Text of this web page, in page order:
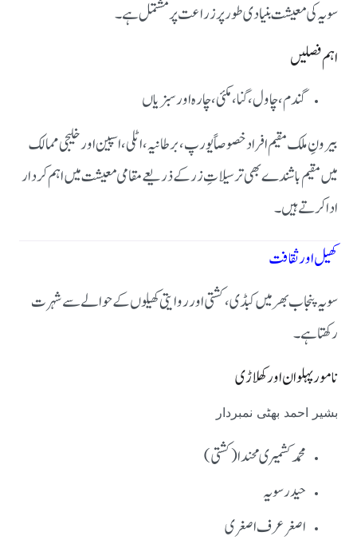
سویہ کی معیشت بنیادی طور پر زراعت پر مشتمل ہے۔
اہم فصلیں
گندم ،چاول ،گنا ،مکئی ،چارہ اورسبزیاں
بیرونِ ملک مقیم افراد خصوصاً یورپ، برطانیہ، اٹلی، اسپین اور خلیجی ممالک
میں مقیم باشندے بھی ترسیلاتِ زر کے ذریعے مقامی معیشت میں اہم کردار
ادا کرتے ہیں۔
کھیل اور ثقافت
سویہ پنجاب بھر میں کبڈی، کشتی اور روایتی کھیلوں کے حوالے سے شہرت
رکھتا ہے۔
نامور پہلوان اور کھلاڑی
بشیر احمد بھٹی نمبردار
محمد کشمیری محندا (کشتی)
حیدر سویہ
اصغر عرف اصغری